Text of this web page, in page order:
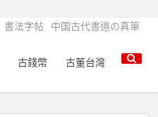
書法字帖 中国古代書道の真筆
古錢幣 古董台灣